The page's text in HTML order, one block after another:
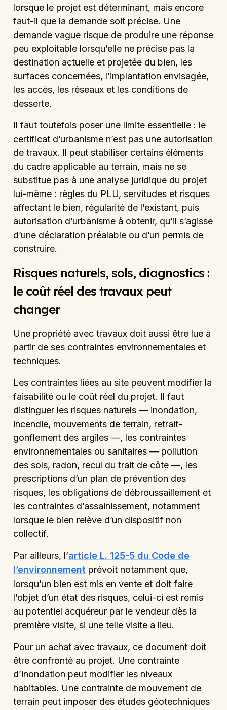
lorsque le projet est déterminant, mais encore
faut-il que la demande soit précise. Une
demande vague risque de produire une réponse
peu exploitable lorsqu’elle ne précise pas la
destination actuelle et projetée du bien, les
surfaces concernées, l’implantation envisagée,
les accès, les réseaux et les conditions de
desserte.
Il faut toutefois poser une limite essentielle : le
certificat d’urbanisme n’est pas une autorisation
de travaux. Il peut stabiliser certains éléments
du cadre applicable au terrain, mais ne se
substitue pas à une analyse juridique du projet
lui-même : règles du PLU, servitudes et risques
affectant le bien, régularité de l’existant, puis
autorisation d’urbanisme à obtenir, qu’il s’agisse
d’une déclaration préalable ou d’un permis de
construire.
Risques naturels, sols, diagnostics :
le coût réel des travaux peut
changer
Une propriété avec travaux doit aussi être lue à
partir de ses contraintes environnementales et
techniques.
Les contraintes liées au site peuvent modifier la
faisabilité ou le coût réel du projet. Il faut
distinguer les risques naturels — inondation,
incendie, mouvements de terrain, retrait-
gonflement des argiles —, les contraintes
environnementales ou sanitaires — pollution
des sols, radon, recul du trait de côte —, les
prescriptions d’un plan de prévention des
risques, les obligations de débroussaillement et
les contraintes d’assainissement, notamment
lorsque le bien relève d’un dispositif non
collectif.
Par ailleurs, l’article L. 125-5 du Code de
l’environnement prévoit notamment que,
lorsqu’un bien est mis en vente et doit faire
l’objet d’un état des risques, celui-ci est remis
au potentiel acquéreur par le vendeur dès la
première visite, si une telle visite a lieu.
Pour un achat avec travaux, ce document doit
être confronté au projet. Une contrainte
d’inondation peut modifier les niveaux
habitables. Une contrainte de mouvement de
terrain peut imposer des études géotechniques